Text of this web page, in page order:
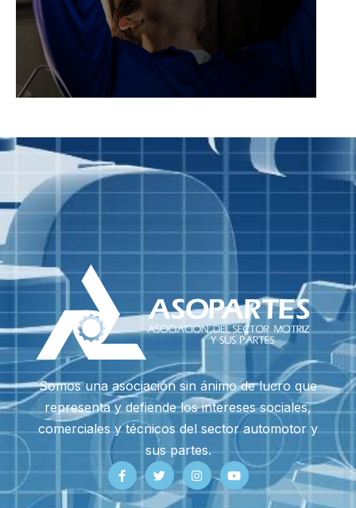
Somos una asociación sin ánimo de lucro que
representa y defiende los intereses sociales,
comerciales y técnicos del sector automotor y
sus partes.